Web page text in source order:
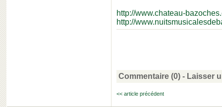
http://www.chateau-
http://
Commentaire (0) - Laisser
<< article précédent